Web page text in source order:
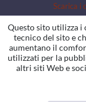
Scarica i
Questo sito utilizza i
tecnico del sito e
aumentano il
utilizzati per la
altri siti Web e